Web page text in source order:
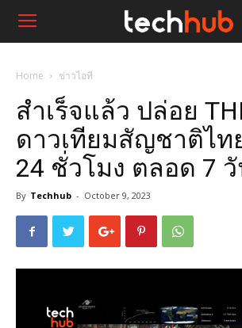
Home ข่าวไอที
สำเร็จแล้ว ปล่อย
ดาวเทียมสัญชาติไท
24 ชั่วโมง ตลอด 7
By Techhub - October 9, 2023